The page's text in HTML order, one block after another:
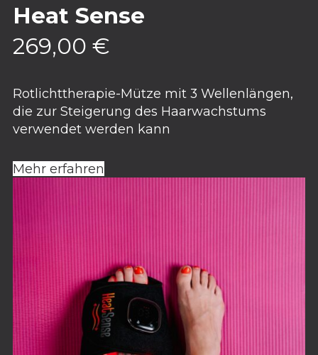
Heat Sense
269,00 €
Rotlichttherapie-Mütze mit 3 Wellenlängen,
die zur Steigerung des Haarwachstums
verwendet werden kann
Mehr erfahren